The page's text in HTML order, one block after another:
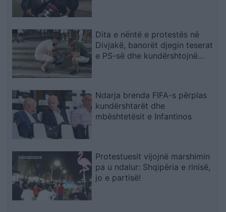
Dita e nëntë e protestës në
Divjakë, banorët djegin teserat
e PS-së dhe kundërshtojnë
Ndarja brenda FIFA-s përplas
kundërshtarët dhe
mbështetësit e Infantinos
Protestuesit vijojnë marshimin
pa u ndalur: Shqipëria e rinisë,
jo e partisë!